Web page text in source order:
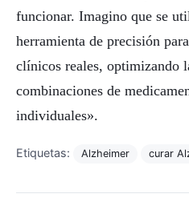
funcionar. Imagino que se
herramienta de precisión
clínicos reales, optimizando
combinaciones de
individuales».
Etiquetas: Alzheimer curar